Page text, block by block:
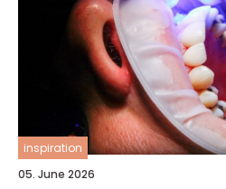
inspiration
05. June 2026